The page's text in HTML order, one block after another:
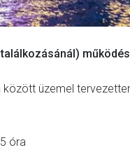
üzemel
óra